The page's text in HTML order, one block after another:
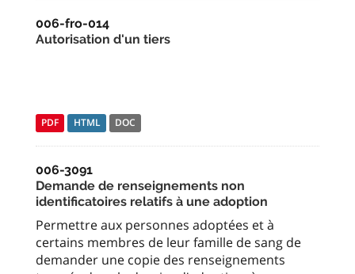
006-fro-014
Autorisation d'un tiers
PDF HTML DOC
006-3091
Demande de renseignements non
identificatoires relatifs à une adoption
Permettre aux personnes adoptées et à
certains membres de leur famille de sang de
demander une copie des renseignements